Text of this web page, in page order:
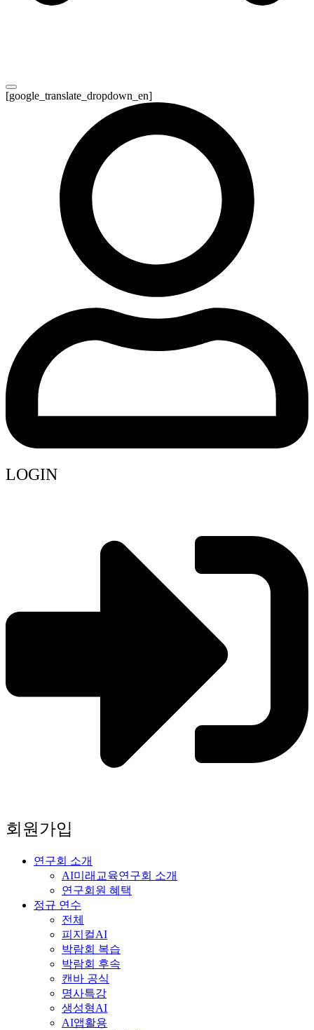
[google_translate_dropdown_en]
LOGIN
회원가입
연구회 소개
AI미래교육연구회 소개
연구회원 혜택
정규 연수
전체
피지컬AI
박람회 복습
박람회 후속
캔바 공식
명사특강
생성형AI
AI앱활용